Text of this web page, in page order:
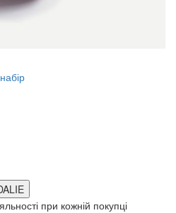
набір
при кожній покупці